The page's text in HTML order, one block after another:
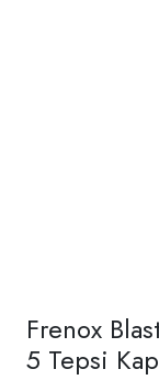
Frenox
5 Tepsi